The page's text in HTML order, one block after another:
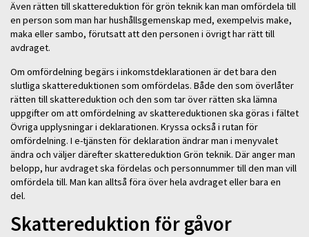
Även rätten till skattereduktion för grön teknik kan man omfördela till
en person som man har hushållsgemenskap med, exempelvis make,
maka eller sambo, förutsatt att den personen i övrigt har rätt till
avdraget.
Om omfördelning begärs i inkomstdeklarationen är det bara den
slutliga skattereduktionen som omfördelas. Både den som överlåter
rätten till skattereduktion och den som tar över rätten ska lämna
uppgifter om att omfördelning av skattereduktionen ska göras i fältet
Övriga upplysningar i deklarationen. Kryssa också i rutan för
omfördelning. I e-tjänsten för deklaration ändrar man i menyvalet
ändra och väljer därefter skattereduktion Grön teknik. Där anger man
belopp, hur avdraget ska fördelas och personnummer till den man vill
omfördela till. Man kan alltså föra över hela avdraget eller bara en
del.
Skattereduktion för gåvor